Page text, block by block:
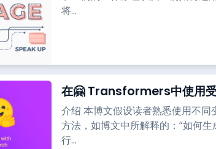
将...
在🤗 Transformers中使用
介绍 本博文假设读者熟悉使用不
方法，如博文中所解释的：“如何
行...